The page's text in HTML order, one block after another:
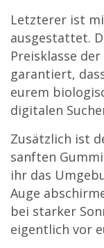
Letzterer ist
ausgestattet.
Preisklasse
garantiert,
eurem
digitalen
Zusätzlich ist
sanften
ihr das
Auge
bei starker
eigentlich vor